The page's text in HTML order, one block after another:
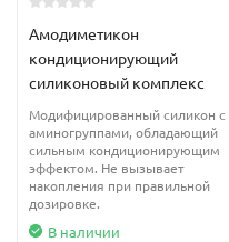
Амодиметикон
кондиционирующий
силиконовый комплекс
Модифицированный силикон с
аминогруппами, обладающий
сильным кондиционирующим
эффектом. Не вызывает
накопления при правильной
дозировке.
В наличии